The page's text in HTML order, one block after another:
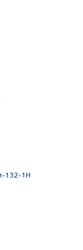
132-1Н